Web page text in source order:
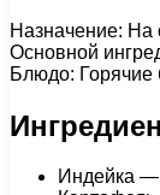
Назначение: На
Основной
Блюдо:
Индейка —